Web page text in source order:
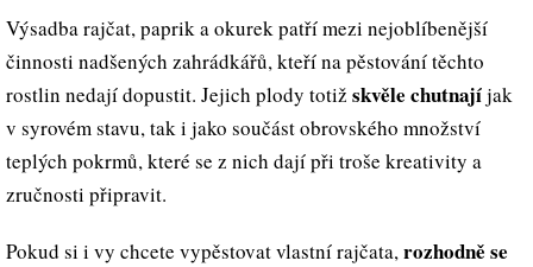
Výsadba rajčat, paprik a okurek patří mezi nejoblíbenější
činnosti nadšených zahrádkářů, kteří na pěstování těchto
rostlin nedají dopustit. Jejich plody totiž skvěle chutnajíjak
v syrovém stavu, tak i jako součást obrovského množství
teplých pokrmů, které se z nich dají při troše kreativity a
zručnosti připravit.
Pokud si i vy chcete vypěstovat vlastní rajčata,rozhodně se